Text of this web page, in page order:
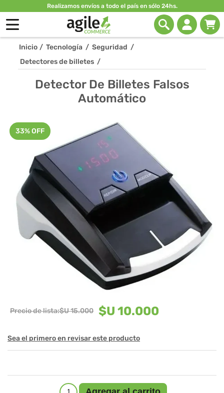
Realizamos envíos a todo el país en sólo 24hs.
Inicio / Tecnología / Seguridad /
Detectores de billetes /
Detector De Billetes Falsos
Automático
33% OFF
Precio de lista:$U 15.000 $U 10.000
Sea el primero en revisar este producto